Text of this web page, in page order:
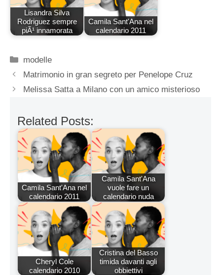
Lisandra Silva
Rodriguez sempre
piÃ¹ innamorata
Camila Sant'Ana nel
calendario 2011
Categorie
modelle
Matrimonio in gran segreto per Penelope Cruz
Melissa Satta a Milano con un amico misterioso
Related Posts:
Camila Sant'Ana nel
calendario 2011
Camila Sant'Ana
vuole fare un
calendario nuda
Cheryl Cole
calendario 2010
Cristina del Basso
timida davanti agli
obbiettivi